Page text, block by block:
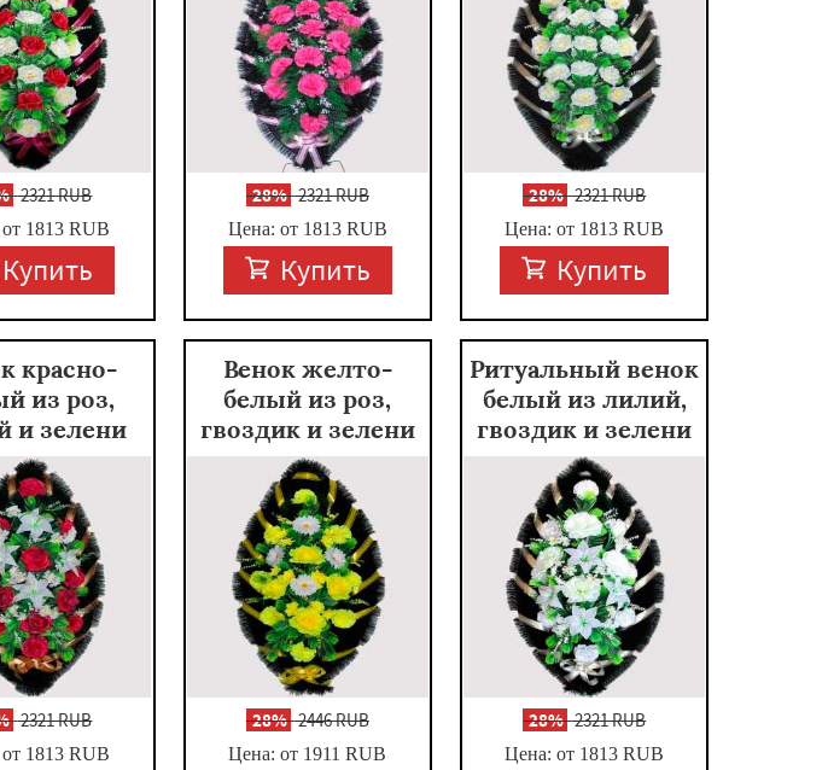
2321 RUB
1813 RUB
Купить
-28%2321 RUB
Цена: от 1813 RUB
Купить
-28%2321 RUB
Цена: от 1813 RUB
Купить
красно-
из роз,
и зелени
2321 RUB
1813 RUB
Венок желто-
белый из роз,
гвоздик и зелени
-28%2446 RUB
Цена: от 1911 RUB
Ритуальный венок
белый из лилий,
гвоздик и зелени
-28%2321 RUB
Цена: от 1813 RUB